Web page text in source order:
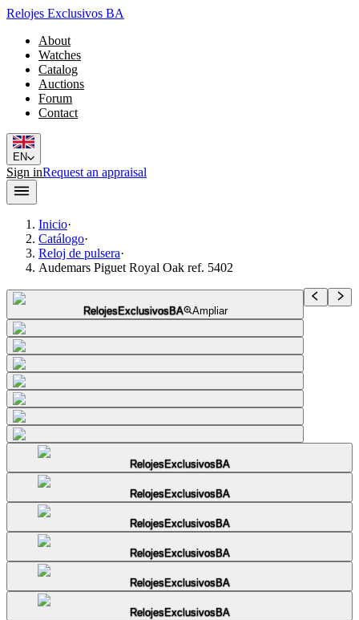
Relojes Exclusivos BA
About
Watches
Catalog
Auctions
Forum
Contact
EN
Sign inRequest an appraisal
Inicio·
Catálogo·
Reloj de pulsera·
Audemars Piguet Royal Oak ref. 5402
RelojesExclusivosBA Ampliar
RelojesExclusivosBA
RelojesExclusivosBA
RelojesExclusivosBA
RelojesExclusivosBA
RelojesExclusivosBA
RelojesExclusivosBA